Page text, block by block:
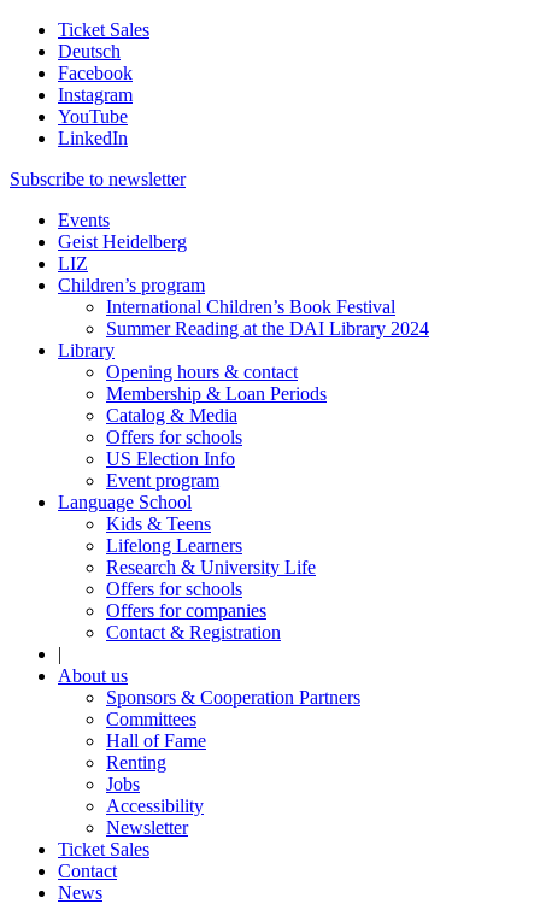
Ticket Sales
Deutsch
Facebook
Instagram
YouTube
LinkedIn
Subscribe to newsletter
Events
Geist Heidelberg
LIZ
Children’s program
International Children’s Book Festival
Summer Reading at the DAI Library 2024
Library
Opening hours & contact
Membership & Loan Periods
Catalog & Media
Offers for schools
US Election Info
Event program
Language School
Kids & Teens
Lifelong Learners
Research & University Life
Offers for schools
Offers for companies
Contact & Registration
|
About us
Sponsors & Cooperation Partners
Committees
Hall of Fame
Renting
Jobs
Accessibility
Newsletter
Ticket Sales
Contact
News